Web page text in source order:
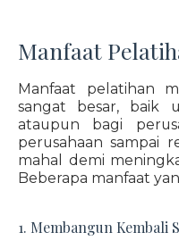
Manfaat
Manfaat pelatihan
sangat besar, baik
ataupun bagi
perusahaan sampai
mahal demi
Beberapa manfaat
1. Membangun Kembali